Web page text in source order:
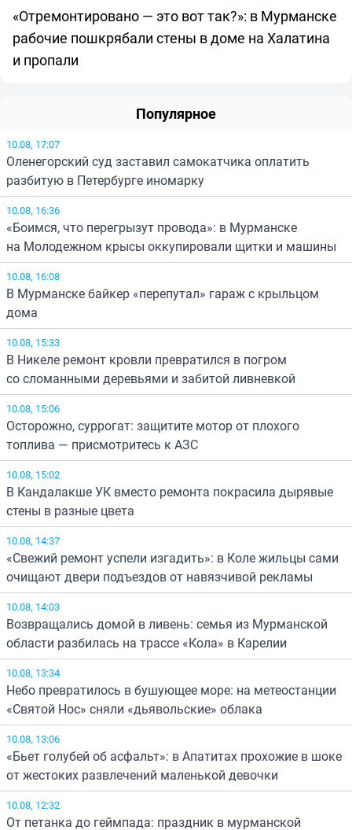
«Отремонтировано — это вот так?»: в Мурманске
рабочие пошкрябали стены в доме на Халатина
и пропали
Популярное
10.08, 17:07
Оленегорский суд заставил самокатчика оплатить
разбитую в Петербурге иномарку
10.08, 16:36
«Боимся, что перегрызут провода»: в Мурманске
на Молодежном крысы оккупировали щитки и машины
10.08, 16:08
В Мурманске байкер «перепутал» гараж с крыльцом
дома
10.08, 15:33
В Никеле ремонт кровли превратился в погром
со сломанными деревьями и забитой ливневкой
10.08, 15:06
Осторожно, суррогат: защитите мотор от плохого
топлива — присмотритесь к АЗС
10.08, 15:02
В Кандалакше УК вместо ремонта покрасила дырявые
стены в разные цвета
10.08, 14:37
«Свежий ремонт успели изгадить»: в Коле жильцы сами
очищают двери подъездов от навязчивой рекламы
10.08, 14:03
Возвращались домой в ливень: семья из Мурманской
области разбилась на трассе «Кола» в Карелии
10.08, 13:34
Небо превратилось в бушующее море: на метеостанции
«Святой Нос» сняли «дьявольские» облака
10.08, 13:06
«Бьет голубей об асфальт»: в Апатитах прохожие в шоке
от жестоких развлечений маленькой девочки
10.08, 12:32
От петанка до геймпада: праздник в мурманской